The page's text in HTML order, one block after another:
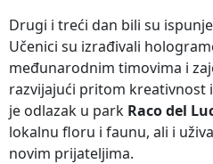
Drugi i treći dan bili su
Učenici su izrađivali
međunarodnim timovima i
razvijajući pritom kreativnost
je odlazak u park Raco del
lokalnu floru i faunu, ali i
novim prijateljima.